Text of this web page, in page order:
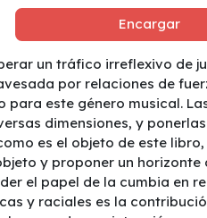
Encargar
un tráfico irreflexivo de
por relaciones de
este género musical.
dimensiones, y
es el objeto de este libro,
y proponer un horizonte
el papel de la cumbia en
y raciales es la